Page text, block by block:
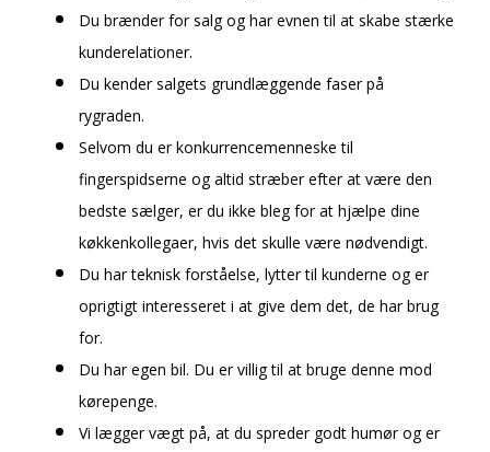
Du brænder for salg og har evnen til at skabe stærke
kunderelationer.
Du kender salgets grundlæggende faser på
rygraden.
Selvom du er konkurrencemenneske til
fingerspidserne og altid stræber efter at være den
bedste sælger, er du ikke bleg for at hjælpe dine
køkkenkollegaer, hvis det skulle være nødvendigt.
Du har teknisk forståelse, lytter til kunderne og er
oprigtigt interesseret i at give dem det, de har brug
for.
Du har egen bil. Du er villig til at bruge denne mod
kørepenge.
Vi lægger vægt på, at du spreder godt humør og er